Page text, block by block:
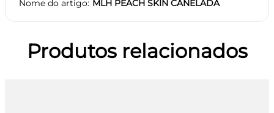
Nome do artigo MLH PEACH SKIN CANELADA
Produtos relacionados